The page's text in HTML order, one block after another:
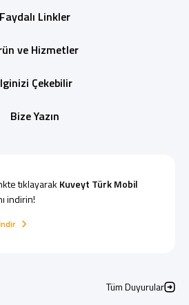
Faydalı Linkler
ve Hizmetler
Çekebilir
Bize Yazın
tıklayarak Kuveyt Türk Mobil
indirin!
Tüm Duyurular